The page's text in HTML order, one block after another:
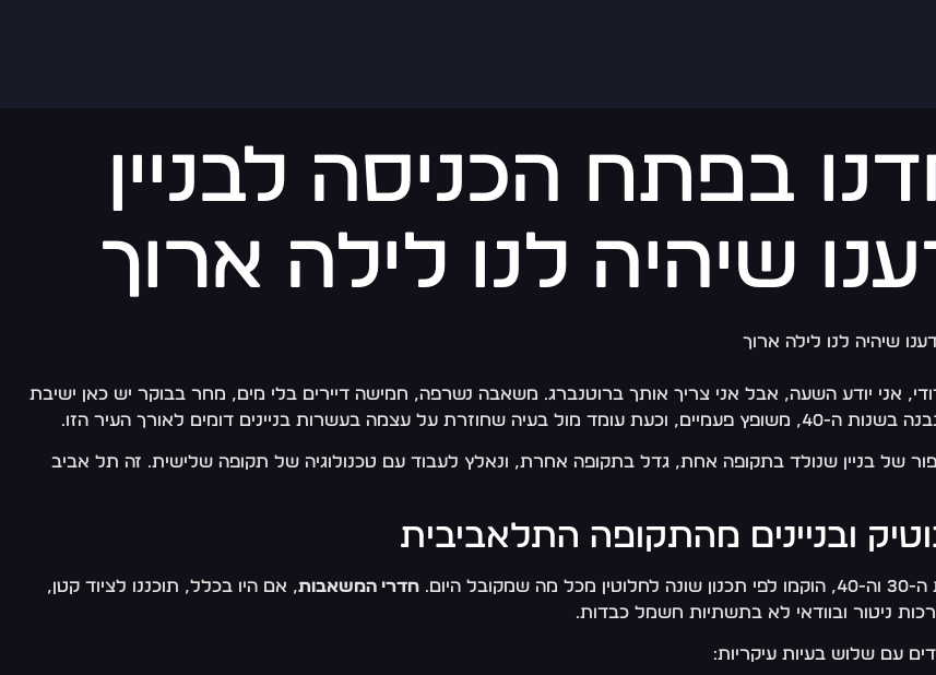
בפתח הכניסה לבניין
שיהיה לנו לילה ארוך
שיהיה לנו לילה ארוך
כמעט מתנצל. "דודי, אני יודע השעה, אבל אני צריך אותך ברוטנברג. משאבה נשרפה, חמישה דיירים בלי מים, מחר בבוקר יש כאן ישיבת
דומים לאורך העיר הזו.
של בניין שנולד בתקופה אחת, גדל בתקופה אחרת, ונאלץ לעבוד עם טכנולוגיה של תקופה שלישית. זה תל אביב
ובניינים מהתקופה התלאביבית
היום. חדרי המשאבות, אם היו בכלל, תוכננו לציוד קטן,
ניטור ובוודאי לא בתשתיות חשמל כבדות.
עם שלוש בעיות עיקריות: